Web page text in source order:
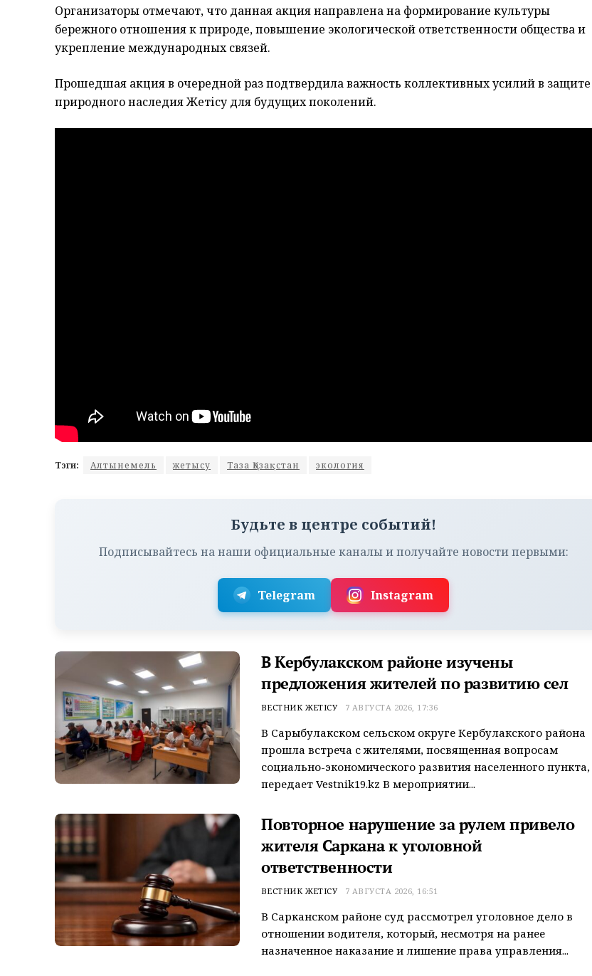
Организаторы отмечают, что данная акция направлена на формирование культуры
бережного отношения к природе, повышение экологической ответственности общества и
укрепление международных связей.
Прошедшая акция в очередной раз подтвердила важность коллективных усилий в защите
природного наследия Жетісу для будущих поколений.
Тэги: Алтынемель жетысу Таза Қазақстан экология
Будьте в центре событий!
Подписывайтесь на наши официальные каналы и получайте новости первыми:
Telegram Instagram
В Кербулакском районе изучены
предложения жителей по развитию сел
ВЕСТНИК ЖЕТІСУ 7 АВГУСТА 2026, 17:36
В Сарыбулакском сельском округе Кербулакского района
прошла встреча с жителями, посвященная вопросам
социально-экономического развития населенного пункта,
передает Vestnik19.kz В мероприятии...
Повторное нарушение за рулем привело
жителя Саркана к уголовной
ответственности
ВЕСТНИК ЖЕТІСУ 7 АВГУСТА 2026, 16:51
В Сарканском районе суд рассмотрел уголовное дело в
отношении водителя, который, несмотря на ранее
назначенное наказание и лишение права управления...